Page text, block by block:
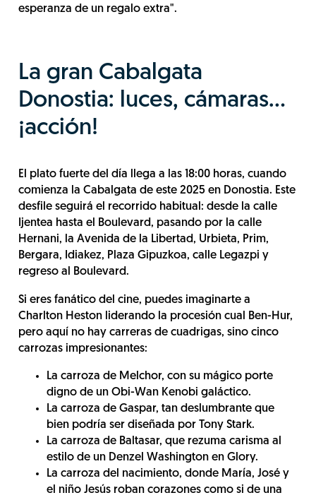
esperanza de un regalo extra".
La gran Cabalgata
Donostia: luces, cámaras...
¡acción!
El plato fuerte del día llega a las 18:00 horas, cuando
comienza la Cabalgata de este 2025 en Donostia. Este
desfile seguirá el recorrido habitual: desde la calle
Ijentea hasta el Boulevard, pasando por la calle
Hernani, la Avenida de la Libertad, Urbieta, Prim,
Bergara, Idiakez, Plaza Gipuzkoa, calle Legazpi y
regreso al Boulevard.
Si eres fanático del cine, puedes imaginarte a
Charlton Heston liderando la procesión cual Ben-Hur,
pero aquí no hay carreras de cuadrigas, sino cinco
carrozas impresionantes:
La carroza de Melchor, con su mágico porte
digno de un Obi-Wan Kenobi galáctico.
La carroza de Gaspar, tan deslumbrante que
bien podría ser diseñada por Tony Stark.
La carroza de Baltasar, que rezuma carisma al
estilo de un Denzel Washington en Glory.
La carroza del nacimiento, donde María, José y
el niño Jesús roban corazones como si de una